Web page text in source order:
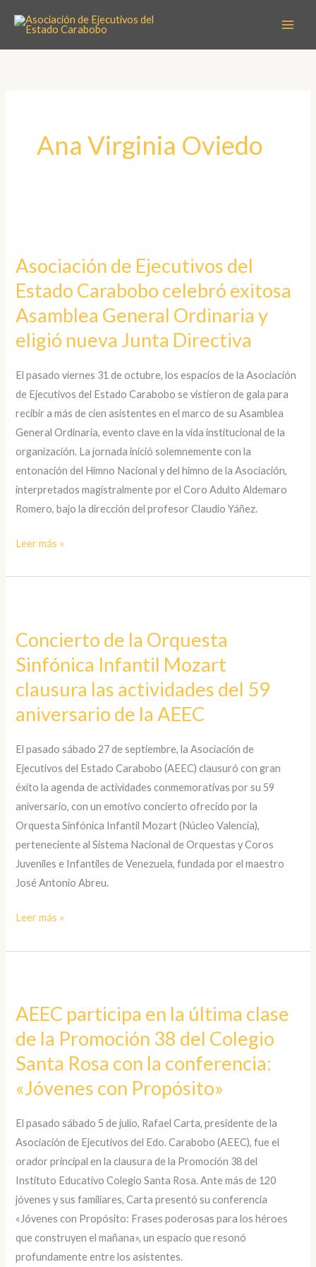
contenido
Ana Virginia Oviedo
Asociación de Ejecutivos del
Estado Carabobo celebró exitosa
Asamblea General Ordinaria y
eligió nueva Junta Directiva
El pasado viernes 31 de octubre, los espacios de la Asociación
de Ejecutivos del Estado Carabobo se vistieron de gala para
recibir a más de cien asistentes en el marco de su Asamblea
General Ordinaria, evento clave en la vida institucional de la
organización. La jornada inició solemnemente con la
entonación del Himno Nacional y del himno de la Asociación,
interpretados magistralmente por el Coro Adulto Aldemaro
Romero, bajo la dirección del profesor Claudio Yáñez.
Ejecutivos
del
Carabobo
celebró
Asamblea
General
Ordinaria
y
eligió
nueva
Junta
Directiva
Leer más »
Concierto de la Orquesta
Sinfónica Infantil Mozart
clausura las actividades del 59
aniversario de la AEEC
El pasado sábado 27 de septiembre, la Asociación de
Ejecutivos del Estado Carabobo (AEEC) clausuró con gran
éxito la agenda de actividades conmemorativas por su 59
aniversario, con un emotivo concierto ofrecido por la
Orquesta Sinfónica Infantil Mozart (Núcleo Valencia),
perteneciente al Sistema Nacional de Orquestas y Coros
Juveniles e Infantiles de Venezuela, fundada por el maestro
José Antonio Abreu.
la
Orquesta
Infantil
Mozart
las
actividades
del
59
aniversario
de
la
AEEC
Leer más »
AEEC participa en la última clase
de la Promoción 38 del Colegio
Santa Rosa con la conferencia:
«Jóvenes con Propósito»
El pasado sábado 5 de julio, Rafael Carta, presidente de la
Asociación de Ejecutivos del Edo. Carabobo (AEEC), fue el
orador principal en la clausura de la Promoción 38 del
Instituto Educativo Colegio Santa Rosa. Ante más de 120
jóvenes y sus familiares, Carta presentó su conferencia
«Jóvenes con Propósito: Frases poderosas para los héroes
que construyen el mañana», un espacio que resonó
profundamente entre los asistentes.
en
la
clase
de
Promoción
38
del
Colegio
Santa
Rosa
con
la